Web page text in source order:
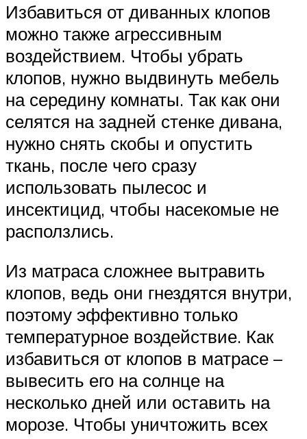
Избавиться от диванных клопов
можно также агрессивным
воздействием. Чтобы убрать
клопов, нужно выдвинуть мебель
на середину комнаты. Так как они
селятся на задней стенке дивана,
нужно снять скобы и опустить
ткань, после чего сразу
использовать пылесос и
инсектицид, чтобы насекомые не
расползлись.
Из матраса сложнее вытравить
клопов, ведь они гнездятся внутри,
поэтому эффективно только
температурное воздействие. Как
избавиться от клопов в матрасе –
вывесить его на солнце на
несколько дней или оставить на
морозе. Чтобы уничтожить всех